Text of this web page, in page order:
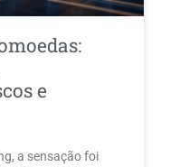
e
a sensação foi